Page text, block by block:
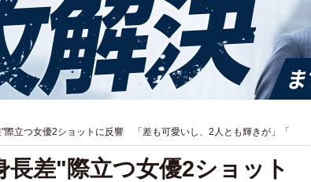
際立つ女優2ショットに反響 「差も可愛いし、2人とも輝きが」「
差"際立つ女優2ショット